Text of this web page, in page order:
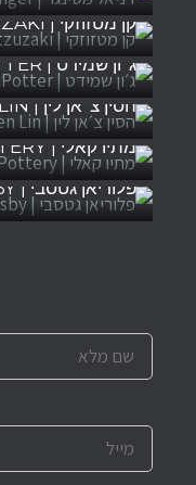
קן מטזוזקי | KEN MATZUZAKI
ג׳ון שמידט | JON THE POTTER
הסין צ׳אן לין | HSIN CHUEN LIN
מתיו קאלי | MATTHEW KELLY POTTERY
פלוריאן גטסבי | FLORIAN GADSBY